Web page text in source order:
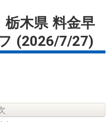
栃木県 料金早
(2026/7/27)